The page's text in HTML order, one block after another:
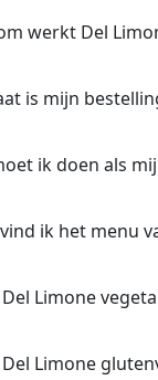
werkt Del
is mijn
ik doen als
ik het menu
Limone
Limone